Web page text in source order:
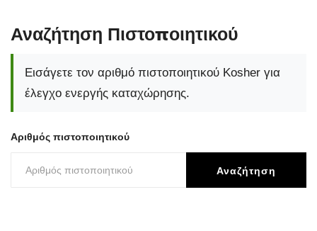
Αναζήτηση Πιστοποιητικού
Εισάγετε τον αριθμό πιστοποιητικού Kosher για
έλεγχο ενεργής καταχώρησης.
Αριθμός πιστοποιητικού
Αναζήτηση